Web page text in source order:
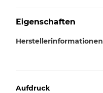
Eigenschaften
Herstellerinformationen
Aufdruck